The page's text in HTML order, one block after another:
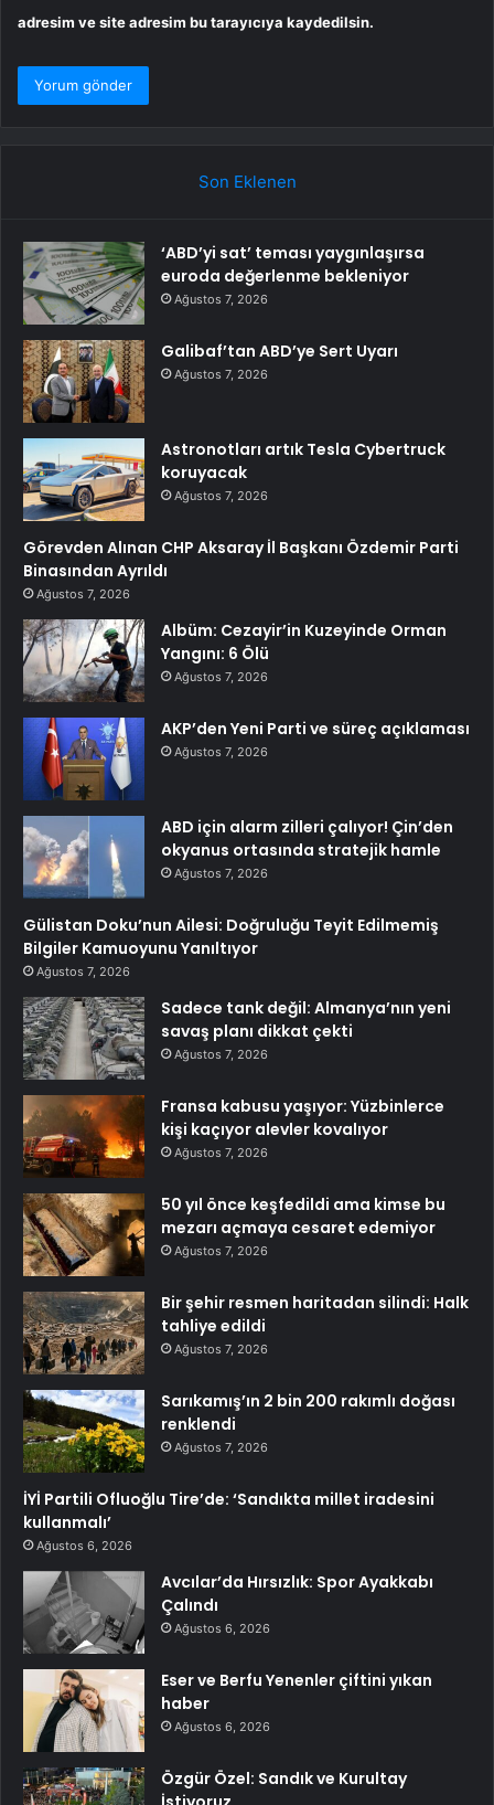
adresim ve site adresim bu tarayıcıya kaydedilsin.
Son Eklenen
‘ABD’yi sat’ teması yaygınlaşırsa
euroda değerlenme bekleniyor
Ağustos 7, 2026
Galibaf’tan ABD’ye Sert Uyarı
Ağustos 7, 2026
Astronotları artık Tesla Cybertruck
koruyacak
Ağustos 7, 2026
Görevden Alınan CHP Aksaray İl Başkanı Özdemir Parti
Binasından Ayrıldı
Ağustos 7, 2026
Albüm: Cezayir’in Kuzeyinde Orman
Yangını: 6 Ölü
Ağustos 7, 2026
AKP’den Yeni Parti ve süreç açıklaması
Ağustos 7, 2026
ABD için alarm zilleri çalıyor! Çin’den
okyanus ortasında stratejik hamle
Ağustos 7, 2026
Gülistan Doku’nun Ailesi: Doğruluğu Teyit Edilmemiş
Bilgiler Kamuoyunu Yanıltıyor
Ağustos 7, 2026
Sadece tank değil: Almanya’nın yeni
savaş planı dikkat çekti
Ağustos 7, 2026
Fransa kabusu yaşıyor: Yüzbinlerce
kişi kaçıyor alevler kovalıyor
Ağustos 7, 2026
50 yıl önce keşfedildi ama kimse bu
mezarı açmaya cesaret edemiyor
Ağustos 7, 2026
Bir şehir resmen haritadan silindi: Halk
tahliye edildi
Ağustos 7, 2026
Sarıkamış’ın 2 bin 200 rakımlı doğası
renklendi
Ağustos 7, 2026
İYİ Partili Ofluoğlu Tire’de: ‘Sandıkta millet iradesini
kullanmalı’
Ağustos 6, 2026
Avcılar’da Hırsızlık: Spor Ayakkabı
Çalındı
Ağustos 6, 2026
Eser ve Berfu Yenenler çiftini yıkan
haber
Ağustos 6, 2026
Özgür Özel: Sandık ve Kurultay